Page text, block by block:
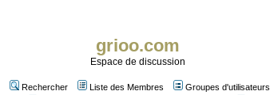
grioo.com
Espace de discussion
Rechercher Liste des Membres Groupes d'utilisateurs